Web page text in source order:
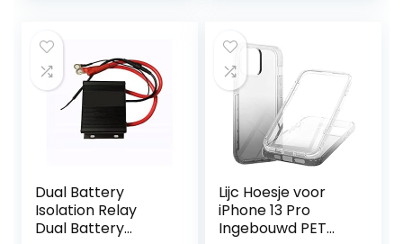
Voor…
Dual Battery
Isolation Relay
Dual Battery
Lijc Hoesje voor
iPhone 13 Pro
Ingebouwd PET